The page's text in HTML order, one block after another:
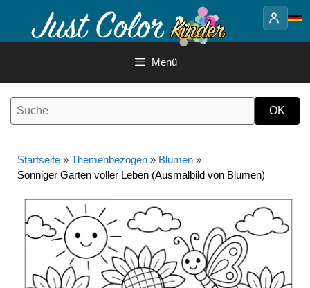
Inhalt
Menü
Startseite » Themenbezogen » Blumen »
Sonniger Garten voller Leben (Ausmalbild von Blumen)